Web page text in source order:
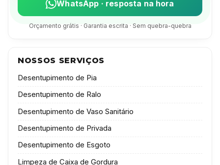
WhatsApp · resposta na hora
Orçamento grátis · Garantia escrita · Sem quebra-quebra
NOSSOS SERVIÇOS
Desentupimento de Pia
Desentupimento de Ralo
Desentupimento de Vaso Sanitário
Desentupimento de Privada
Desentupimento de Esgoto
Limpeza de Caixa de Gordura